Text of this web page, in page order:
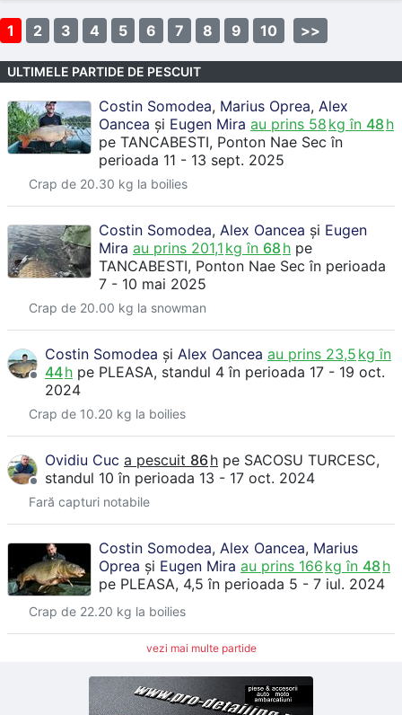
1 2 3 4 5 6 7 8 9 10 >>
ULTIMELE PARTIDE DE PESCUIT
Costin Somodea, Marius Oprea, Alex
Oancea și Eugen Mira au prins 58 kg în 48 h
pe TANCABESTI, Ponton Nae Secîn
perioada 11 - 13 sept. 2025
Crap de 20.30 kg la boilies
Costin Somodea, Alex Oancea și Eugen
Mira au prins 201,1 kg în 68 h pe
TANCABESTI, Ponton Nae Secîn perioada
7 - 10 mai 2025
Crap de 20.00 kg la snowman
Costin Somodea și Alex Oancea au prins 23,5 kg în
44h pe PLEASA, standul 4în perioada 17 - 19 oct.
2024
Crap de 10.20 kg la boilies
Ovidiu Cuc a pescuit 86h pe SACOSU TURCESC,
standul 10în perioada 13 - 17 oct. 2024
Fară capturi notabile
Costin Somodea, Alex Oancea, Marius
Oprea și Eugen Mira au prins 166 kg în 48 h
pe PLEASA, 4,5în perioada 5 - 7 iul. 2024
Crap de 22.20 kg la boilies
vezi mai multe partide